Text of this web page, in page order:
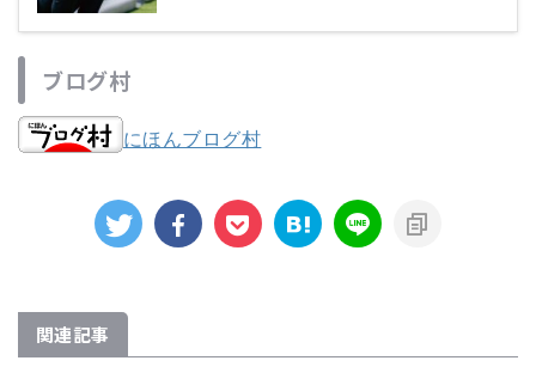
ブログ村
にほんブログ村
関連記事